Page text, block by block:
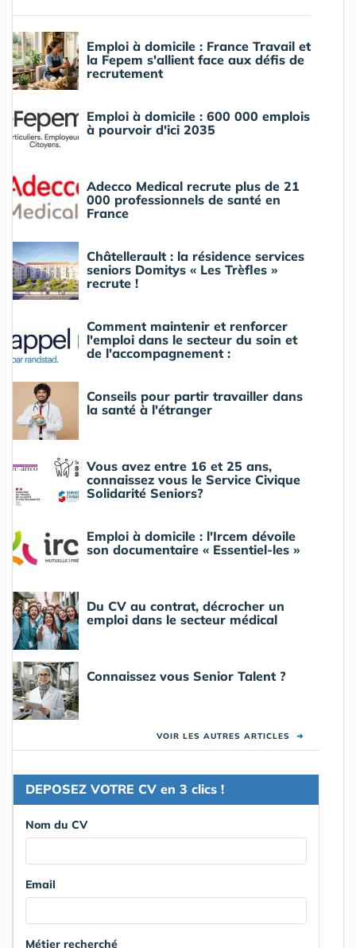
Emploi à domicile : France Travail et
la Fepem s'allient face aux défis de
recrutement
Emploi à domicile : 600 000 emplois
à pourvoir d'ici 2035
Adecco Medical recrute plus de 21
000 professionnels de santé en
France
Châtellerault : la résidence services
seniors Domitys « Les Trèfles »
recrute !
Comment maintenir et renforcer
l'emploi dans le secteur du soin et
de l'accompagnement :
Conseils pour partir travailler dans
la santé à l'étranger
Vous avez entre 16 et 25 ans,
connaissez vous le Service Civique
Solidarité Seniors?
Emploi à domicile : l'Ircem dévoile
son documentaire « Essentiel-les »
Du CV au contrat, décrocher un
emploi dans le secteur médical
Connaissez vous Senior Talent ?
VOIR LES AUTRES ARTICLES ➜
DEPOSEZ VOTRE CV en 3 clics !
Nom du CV
Email
Métier recherché